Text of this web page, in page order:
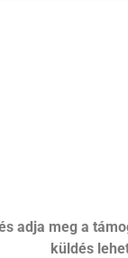
adja meg a
küldés